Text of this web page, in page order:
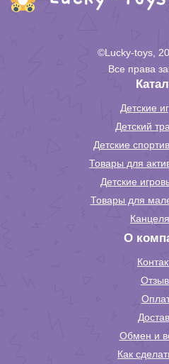
©Lucky-toys,
Все права
Детские
Детский
Детские
Товары для
Детские
Товары для
О
Обмен и
Как